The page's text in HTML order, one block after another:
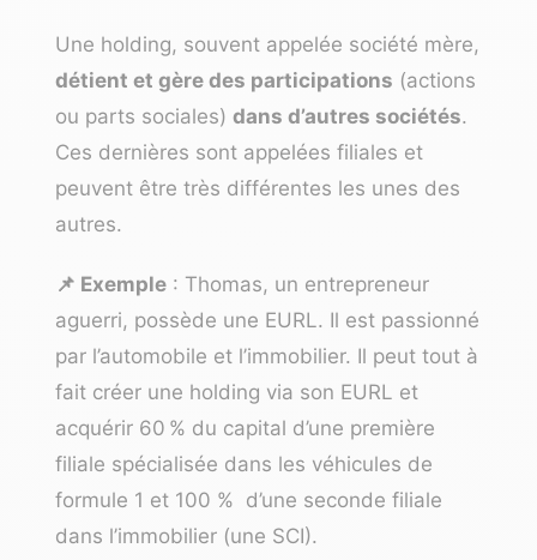
Une holding, souvent appelée société mère,
détient et gère des participations (actions
ou parts sociales) dans d’autres sociétés.
Ces dernières sont appelées filiales et
peuvent être très différentes les unes des
autres.
📌 Exemple : Thomas, un entrepreneur
aguerri, possède une EURL. Il est passionné
par l’automobile et l’immobilier. Il peut tout à
fait créer une holding via son EURL et
acquérir 60 % du capital d’une première
filiale spécialisée dans les véhicules de
formule 1 et 100 % d’une seconde filiale
dans l’immobilier (une SCI).